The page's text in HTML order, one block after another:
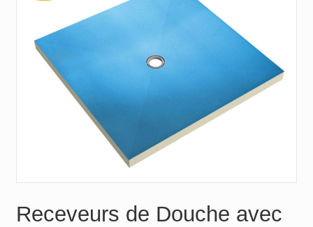
Receveurs de Douche avec